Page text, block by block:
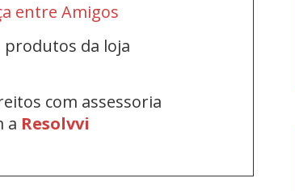
entre Amigos
da loja
com assessoria
a Resolvvi